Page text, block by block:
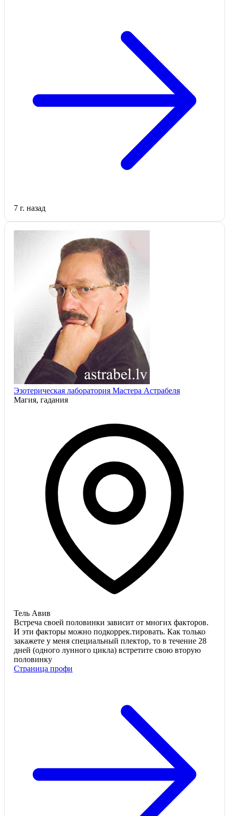
7 г. назад
Эзотерическая лаборатория Мастера Астрабеля
Магия, гадания
Тель Авив
Встреча своей половинки зависит от многих факторов.
И эти факторы можно подкоррек.тировать. Как только
закажете у меня специальный плектор, то в течение 28
дней (одного лунного цикла) встретите свою вторую
половинку
Страница профи